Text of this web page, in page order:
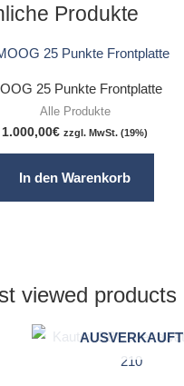
Produkte
25 Punkte Frontplatte
Alle Produkte
1.000,00€ zzgl. MwSt. (19%)
In den Warenkorb
viewed products
AUSVERKAUFT